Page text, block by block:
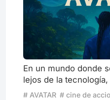
En un mundo donde
lejos de la
de color azul que
# AVATAR # cine de